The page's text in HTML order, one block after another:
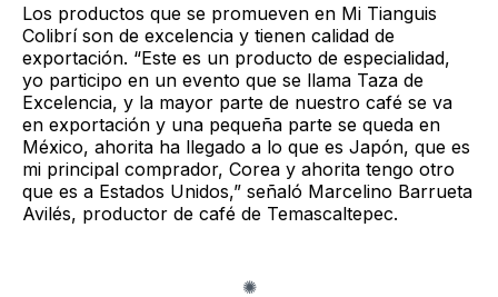
Los productos que se promueven en Mi Tianguis
Colibrí son de excelencia y tienen calidad de
exportación. “Este es un producto de especialidad,
yo participo en un evento que se llama Taza de
Excelencia, y la mayor parte de nuestro café se va
en exportación y una pequeña parte se queda en
México, ahorita ha llegado a lo que es Japón, que es
mi principal comprador, Corea y ahorita tengo otro
que es a Estados Unidos,” señaló Marcelino Barrueta
Avilés, productor de café de Temascaltepec.